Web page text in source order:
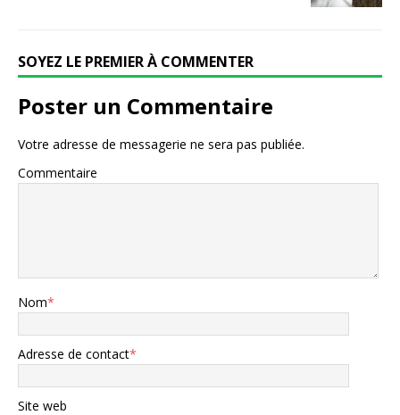
SOYEZ LE PREMIER À COMMENTER
Poster un Commentaire
Votre adresse de messagerie ne sera pas publiée.
Commentaire
Nom*
Adresse de contact*
Site web